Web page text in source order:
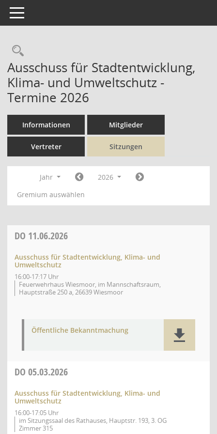
Toggle navigation
Rechercheauswahl
Ausschuss für Stadtentwicklung,
Klima- und Umweltschutz -
Termine 2026
Informationen Mitglieder
Vertreter Sitzungen
Jahr
2026
Gremium auswählen
DO 11.06.2026
Ausschuss für Stadtentwicklung, Klima- und
Umweltschutz
16:00-17:17 Uhr
Feuerwehrhaus Wiesmoor, im Mannschaftsraum,
Hauptstraße 250 a, 26639 Wiesmoor
Öffentliche Bekanntmachung
DO 05.03.2026
Ausschuss für Stadtentwicklung, Klima- und
Umweltschutz
16:00-17:05 Uhr
im Sitzungssaal des Rathauses, Hauptstr. 193, 3. OG
Zimmer 315